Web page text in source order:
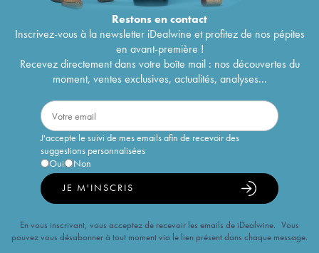
Restons encontact
Inscrivez-vous à la newsletter iDealwine et profitez de nos pépites
en avant-première !
Recevez directement dans votre boîte mail : nos découvertes du
moment, ventes exclusives, actualités, analyses...
J'accepte le suivi de mes emails afin de recevoir des
suggestions personnalisées
Oui
Non
JE M'INSCRIS
En vous inscrivant, vous acceptez de recevoir les emails de iDealwine. Vous
pouvez vous désabonner à tout moment via le lien présent dans chaque message.